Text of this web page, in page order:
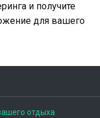
и получите
для вашего
отдыха